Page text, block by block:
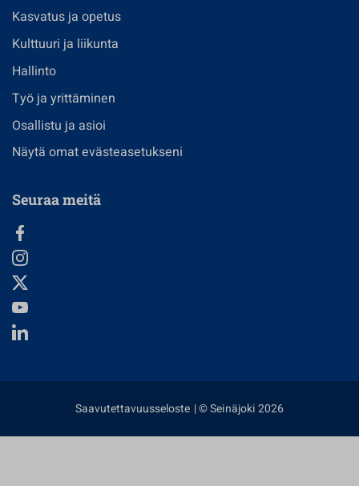
Kasvatus ja opetus
Kulttuuri ja liikunta
Hallinto
Työ ja yrittäminen
Osallistu ja asioi
Näytä omat evästeasetukseni
Seuraa meitä
Saavutettavuusseloste | © Seinäjoki 2026